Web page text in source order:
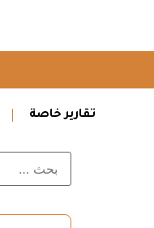
تقارير خاصة